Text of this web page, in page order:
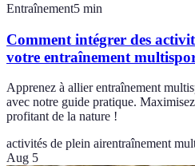
Entraînement5 min
Comment intégrer des
votre entraînement
Apprenez à allier entraînement
avec notre guide pratique.
profitant de la nature !
activités de plein airentraînement
Aug 5